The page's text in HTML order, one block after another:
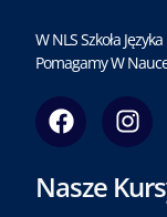
W NLS Szkoła
Pomagamy W
F
a
c
e
I
n
s
t
Nasze